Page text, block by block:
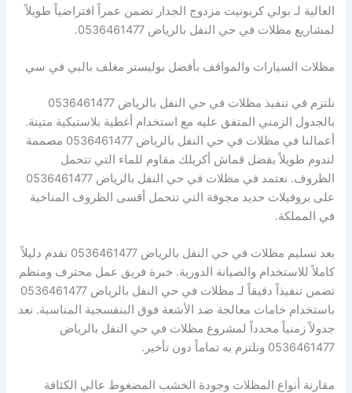
العالية لـ بولي كربونيت مزدوج الجدار تضمن عمراً افتراضياً طويلاً
لمشاريع مظلات في حي النفل بالرياض 0536461477.
مظلات السيارات والمواقف بأفضل بوليستر مغلف بالبي في سي
نلتزم في تنفيذ مظلات في حي النفل بالرياض 0536461477
بالجدول الزمني المتفق عليه مع استخدام أغطية بلاستيكية متينة.
أعمالنا في مظلات في حي النفل بالرياض 0536461477 مصممة
لتدوم طويلاً بفضل قماش أكريلك مقاوم للماء التي تتحمل
الظروف. نعتمد في مظلات في حي النفل بالرياض 0536461477
على بروفيلات حديد مجوفة التي تتحمل أقسى الظروف المناخية
في المملكة.
بعد تسليم مظلات في حي النفل بالرياض 0536461477 نقدم دليلاً
كاملاً للاستخدام والصيانة الدورية. خبرة فريق عمل محترف ومنظم
تضمن تنفيذاً دقيقاً لـ مظلات في حي النفل بالرياض 0536461477
باستخدام خامات معالجة ضد الأشعة فوق البنفسجية المناسبة. نعد
جدولاً زمنياً محدداً لمشروع مظلات في حي النفل بالرياض
0536461477 ونلتزم به تماماً دون تأخير.
مقارنة أنواع المظلات وجودة الخشب المضغوط عالي الكثافة